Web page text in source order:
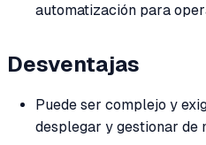
automatización para
Desventajas
Puede ser complejo y
desplegar y gestionar de